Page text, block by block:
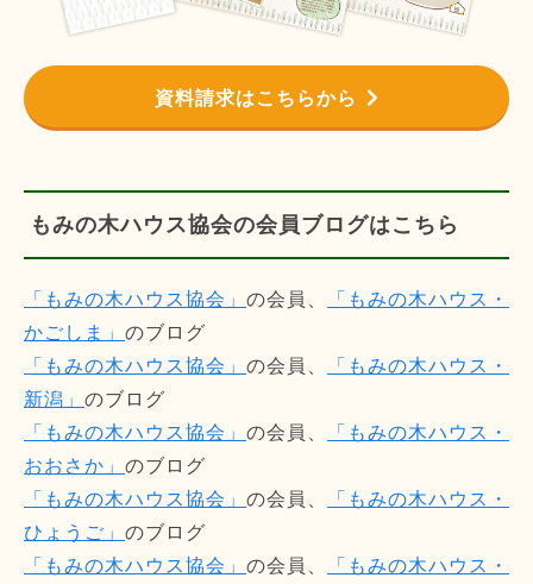
資料請求はこちらから
もみの木ハウス協会の会員ブログはこちら
「もみの木ハウス協会」 の会員、
「もみの木ハウス・
かごしま」 のブログ
「もみの木ハウス協会」 の会員、
「もみの木ハウス・
新潟」 のブログ
「もみの木ハウス協会」 の会員、
「もみの木ハウス・
おおさか」 のブログ
「もみの木ハウス協会」 の会員、
「もみの木ハウス・
ひょうご」 のブログ
「もみの木ハウス協会」 の会員、 「もみの木ハウス・